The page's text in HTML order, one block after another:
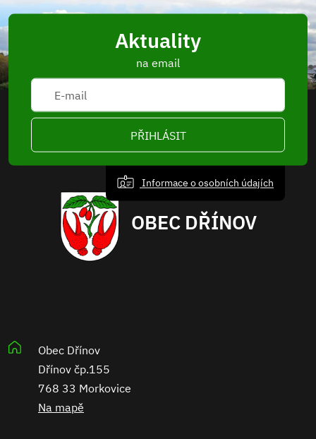
Aktuality
na email
PŘIHLÁSIT
Informace o osobních údajích
OBEC DŘÍNOV
Obec Dřínov
Dřínov čp.155
768 33 Morkovice
Na mapě